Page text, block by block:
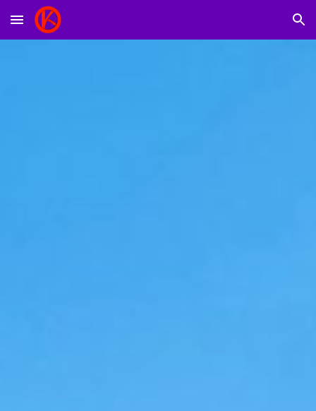
Skip to main content Skip to navigation